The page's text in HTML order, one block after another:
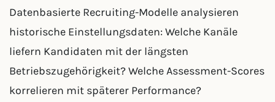
Datenbasierte Recruiting-Modelle analysieren
historische Einstellungsdaten: Welche Kanäle
liefern Kandidaten mit der längsten
Betriebszugehörigkeit? Welche Assessment-Scores
korrelieren mit späterer Performance?